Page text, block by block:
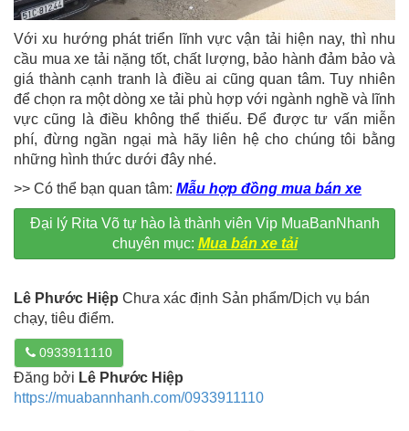
Với xu hướng phát triển lĩnh vực vận tải hiện nay, thì nhu
cầu mua xe tải nặng tốt, chất lượng, bảo hành đảm bảo và
giá thành cạnh tranh là điều ai cũng quan tâm. Tuy nhiên
để chọn ra một dòng xe tải phù hợp với ngành nghề và lĩnh
vực cũng là điều không thể thiếu. Để được tư vấn miễn
phí, đừng ngần ngại mà hãy liên hệ cho chúng tôi bằng
những hình thức dưới đây nhé.
>> Có thể bạn quan tâm: Mẫu hợp đồng mua bán xe
Đại lý Rita Võ tự hào là thành viên Vip MuaBanNhanh
chuyên mục: Mua bán xe tải
Lê Phước Hiệp Chưa xác định Sản phẩm/Dịch vụ bán
chạy, tiêu điểm.
0933911110
Đăng bởi Lê Phước Hiệp
https://muabannhanh.com/0933911110